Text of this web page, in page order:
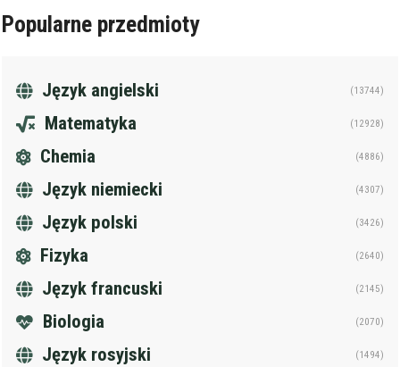
Popularne przedmioty
Język angielski (13744)
Matematyka (12928)
Chemia (4886)
Język niemiecki (4307)
Język polski (3426)
Fizyka (2640)
Język francuski (2145)
Biologia (2070)
Język rosyjski (1494)